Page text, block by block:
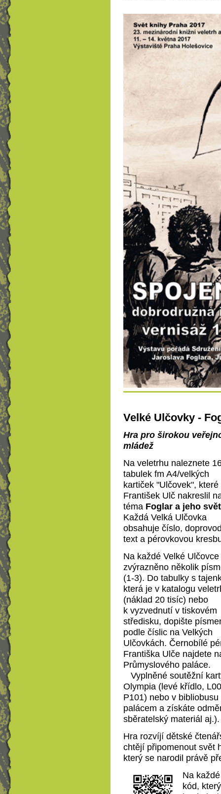
Velké Ulčovky -
Hra pro širokou
mládež
Na veletrhu naleznete
tabulek fm A4/velkých
kartiček "Ulčovek", které
František Ulč nakreslil
téma Foglar a jeho svět
Každá Velká Ulčovka
obsahuje číslo,
text a pérovkovou
Na každé Velké Ulčovce
zvýrazněno několik
(1-3). Do tabulky s
která je v katalogu
(náklad 20 tisíc) nebo
k vyzvednutí v tiskovém
středisku, dopište
podle číslic na Velkých
Ulčovkách. Černobílé
Františka Ulče najdete
Průmyslového paláce.
Vyplněné soutěžní
Olympia (levé křídlo,
P101) nebo v
palácem a získáte
sběratelský materiál aj.).
Hra rozvíjí dětské
chtějí připomenout svět
který se narodil právě
Na
kód,